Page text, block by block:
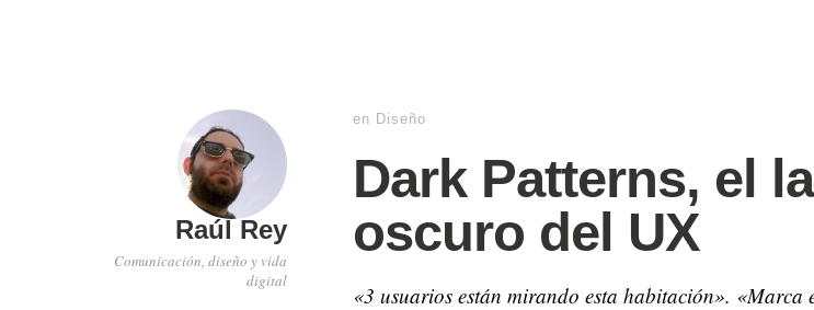
Raúl Rey
Comunicación, diseño y vida
digital
en Diseño
Dark Patterns, el
oscuro del UX
«3 usuarios están mirando esta habitación». «Marca